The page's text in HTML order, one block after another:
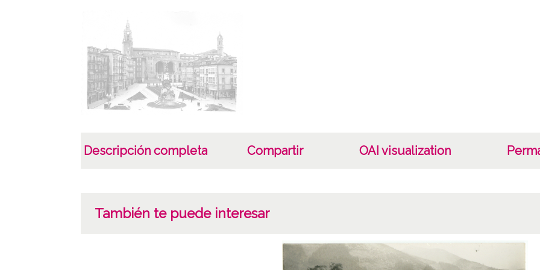
Descripción completa Compartir OAI visualization
También te puede interesar